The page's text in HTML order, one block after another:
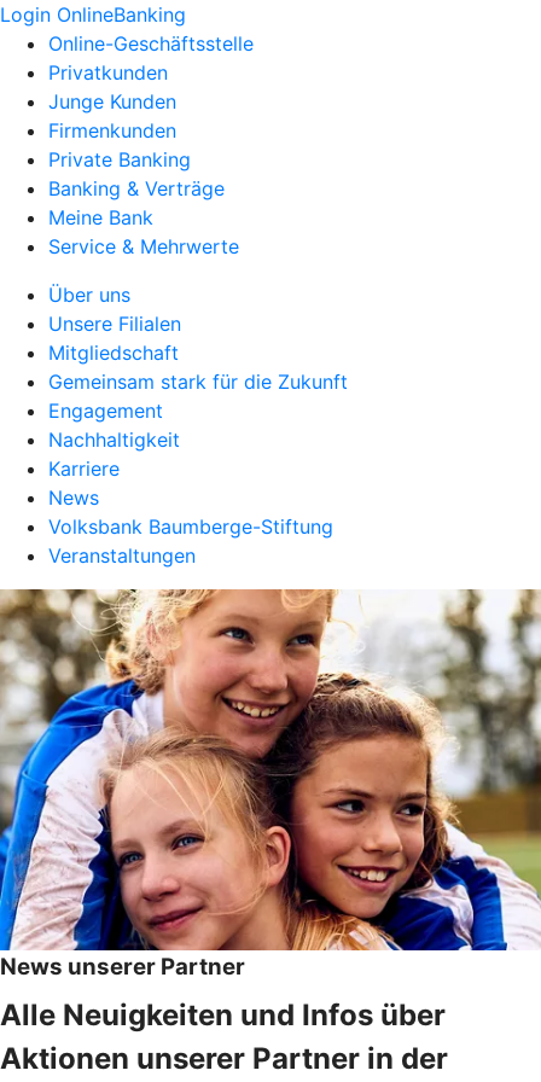
Login OnlineBanking
Online-Geschäftsstelle
Privatkunden
Junge Kunden
Firmenkunden
Private Banking
Banking & Verträge
Meine Bank
Service & Mehrwerte
Über uns
Unsere Filialen
Mitgliedschaft
Gemeinsam stark für die Zukunft
Engagement
Nachhaltigkeit
Karriere
News
Volksbank Baumberge-Stiftung
Veranstaltungen
News unserer Partner
Alle Neuigkeiten und Infos über
Aktionen unserer Partner in der